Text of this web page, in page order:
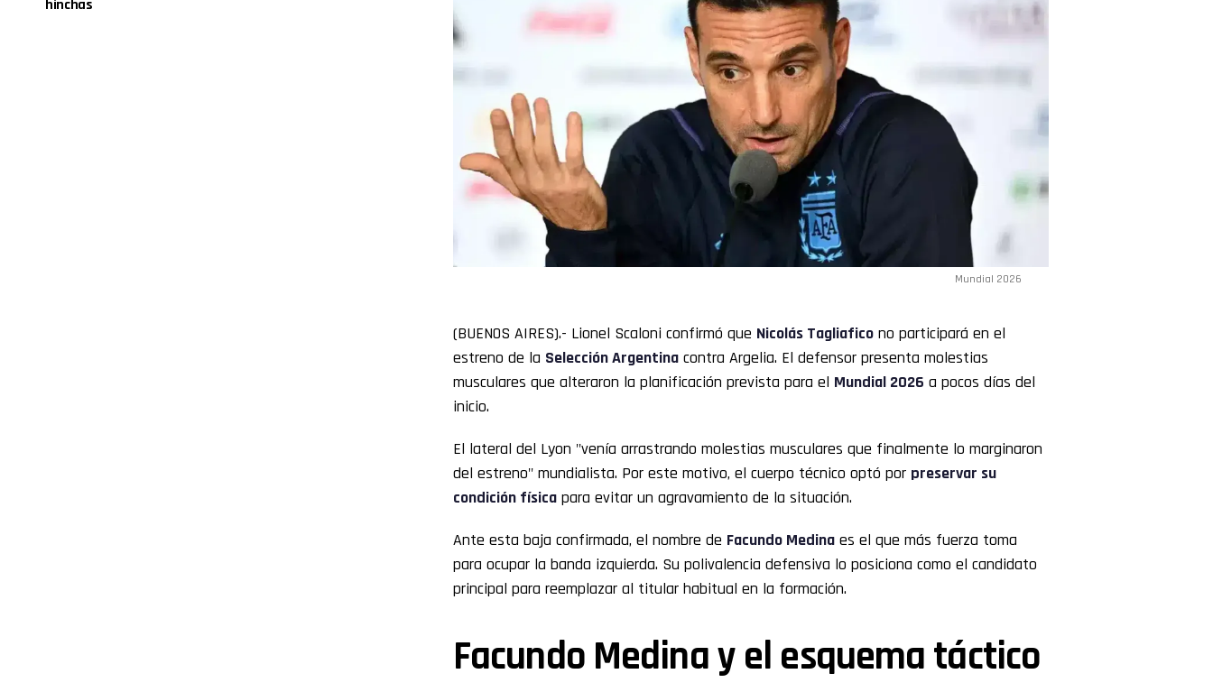
hinchas
Mundial 2026
(BUENOS AIRES).- Lionel Scaloni confirmó que Nicolás Tagliafico no participará en el
estreno de la Selección Argentina contra Argelia. El defensor presenta molestias
musculares que alteraron la planificación prevista para el Mundial 2026 a pocos días del
inicio.
El lateral del Lyon "venía arrastrando molestias musculares que finalmente lo marginaron
del estreno" mundialista. Por este motivo, el cuerpo técnico optó por preservar su
condición física para evitar un agravamiento de la situación.
Ante esta baja confirmada, el nombre de Facundo Medina es el que más fuerza toma
para ocupar la banda izquierda. Su polivalencia defensiva lo posiciona como el candidato
principal para reemplazar al titular habitual en la formación.
Facundo Medina y el esquema táctico